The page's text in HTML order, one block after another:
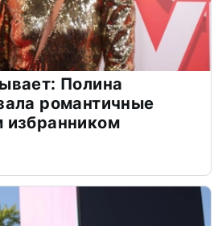
Полина
романтичные